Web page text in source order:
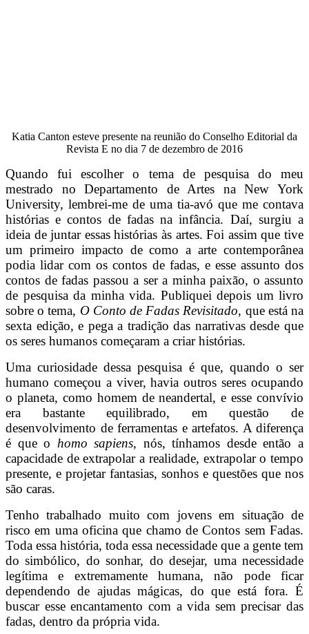
Katia Canton esteve presente na reunião do Conselho Editorial da
Revista E no dia 7 de dezembro de 2016
Quando fui escolher o tema de pesquisa do meu
mestrado no Departamento de Artes na New York
University, lembrei-me de uma tia-avó que me contava
histórias e contos de fadas na infância. Daí, surgiu a
ideia de juntar essas histórias às artes. Foi assim que tive
um primeiro impacto de como a arte contemporânea
podia lidar com os contos de fadas, e esse assunto dos
contos de fadas passou a ser a minha paixão, o assunto
de pesquisa da minha vida. Publiquei depois um livro
sobre o tema, O Conto de Fadas Revisitado, que está na
sexta edição, e pega a tradição das narrativas desde que
os seres humanos começaram a criar histórias.
Uma curiosidade dessa pesquisa é que, quando o ser
humano começou a viver, havia outros seres ocupando
o planeta, como homem de neandertal, e esse convívio
era bastante equilibrado, em questão de
desenvolvimento de ferramentas e artefatos. A diferença
é que o homo sapiens, nós, tínhamos desde então a
capacidade de extrapolar a realidade, extrapolar o tempo
presente, e projetar fantasias, sonhos e questões que nos
são caras.
Tenho trabalhado muito com jovens em situação de
risco em uma oficina que chamo de Contos sem Fadas.
Toda essa história, toda essa necessidade que a gente tem
do simbólico, do sonhar, do desejar, uma necessidade
legítima e extremamente humana, não pode ficar
dependendo de ajudas mágicas, do que está fora. É
buscar esse encantamento com a vida sem precisar das
fadas, dentro da própria vida.